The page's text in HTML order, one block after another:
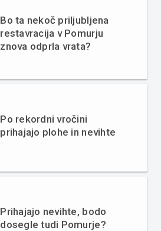
Bo ta nekoč priljubljena
restavracija v Pomurju
znova odprla vrata?
Po rekordni vročini
prihajajo plohe in nevihte
Prihajajo nevihte, bodo
dosegle tudi Pomurje?